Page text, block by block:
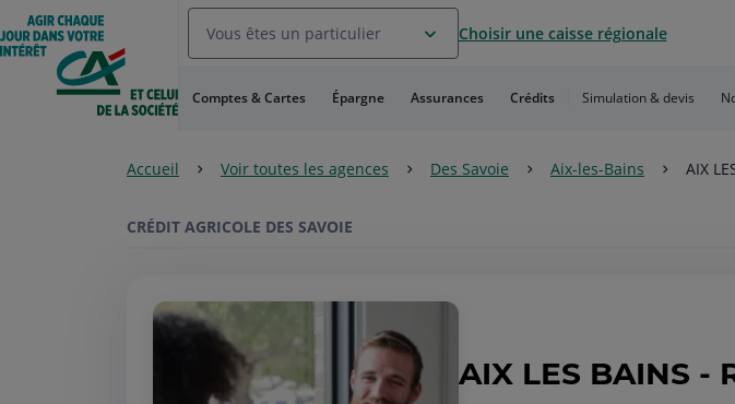
Aller
au
Menu
Aller au
Contenu
Vous êtes un particulier Choisir une caisse régionale
Comptes & Cartes Épargne Assurances Crédits Simulation & devis
Accueil Voir toutes les agences Des Savoie Aix-les-Bains AIX
CRÉDIT AGRICOLE DES SAVOIE
AIX LES BAINS -